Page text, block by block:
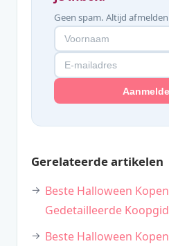
Geen spam. Altijd
Gerelateerde artikelen
Beste Halloween
Gedetailleerde
Beste Halloween